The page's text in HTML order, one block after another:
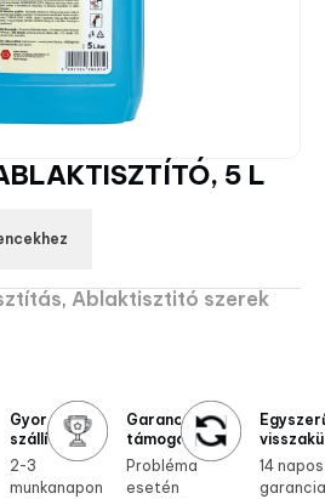
5 L
, Ablaktisztitó szerek
Gyors
szállítás
2-3
munkanapon
Garanciális
támogatás
Probléma
esetén
14 napos
garancia